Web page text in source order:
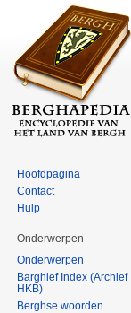
Hoofdpagina
Contact
Hulp
Onderwerpen
Onderwerpen
Barghief Index (Archief
HKB)
Berghse woorden